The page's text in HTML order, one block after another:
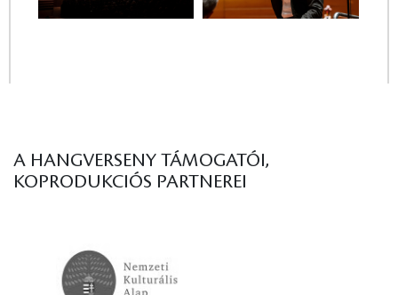
A HANGVERSENY TÁMOGATÓI,
KOPRODUKCIÓS PARTNEREI